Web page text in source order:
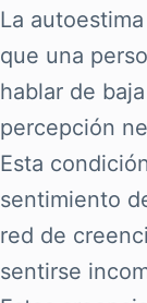
La
que una
hablar de
percepción
Esta
sentimiento
red de
sentirse